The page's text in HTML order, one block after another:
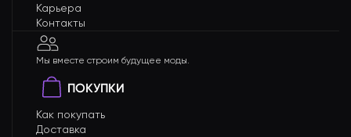
Карьера
Контакты
Мы вместе строим будущее моды.
ПОКУПКИ
Как покупать
Доставка